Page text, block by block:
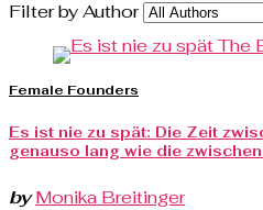
Filter by Author
Female Founders
Es ist nie zu spät: Die Zeit
genauso lang wie die
by Monika Breitinger